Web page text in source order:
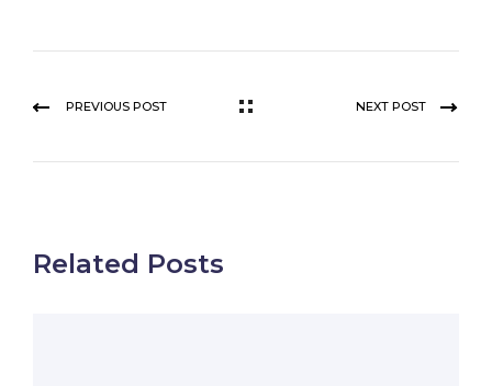
PREVIOUS POST NEXT POST
Related Posts